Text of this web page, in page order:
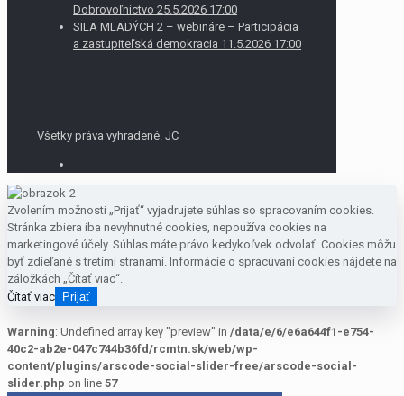
Dobrovoľníctvo 25.5.2026 17:00
SILA MLADÝCH 2 – webináre – Participácia
a zastupiteľská demokracia 11.5.2026 17:00
Všetky práva vyhradené. JC
Zvolením možnosti „Prijať“ vyjadrujete súhlas so spracovaním cookies.
Stránka zbiera iba nevyhnutné cookies, nepoužíva cookies na
marketingové účely. Súhlas máte právo kedykoľvek odvolať. Cookies môžu
byť zdieľané s tretími stranami. Informácie o spracúvaní cookies nájdete na
záložkách „Čítať viac“.
Čítať viac Prijať
Warning: Undefined array key "preview" in /data/e/6/e6a644f1-e754-
40c2-ab2e-047c744b36fd/rcmtn.sk/web/wp-
content/plugins/arscode-social-slider-free/arscode-social-
slider.php on line 57